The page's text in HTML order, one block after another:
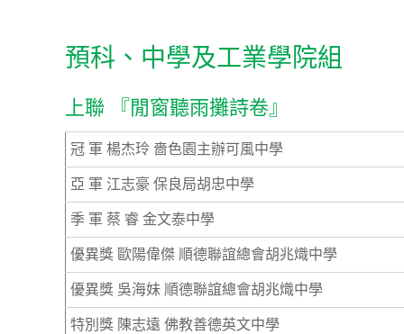
預科、中學及工業學院組
上聯 『閒窗聽雨攤詩卷』
冠 軍 楊杰玲 嗇色園主辦可風中學
亞 軍 江志豪 保良局胡忠中學
季 軍 蔡 睿 金文泰中學
優異獎 歐陽偉傑 順德聯誼總會胡兆熾中學
優異獎 吳海妹 順德聯誼總會胡兆熾中學
特別獎 陳志遠 佛教善德英文中學